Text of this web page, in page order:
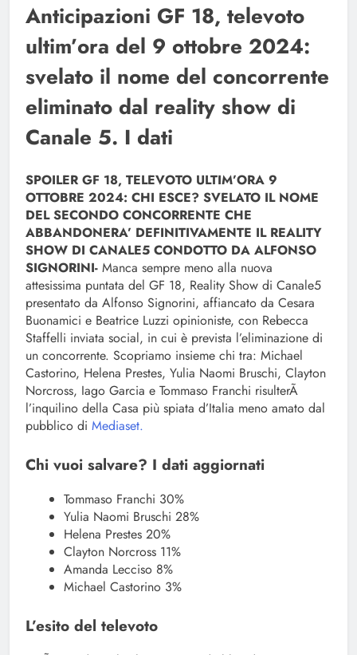
Anticipazioni GF 18, televoto
ultim’ora del 9 ottobre 2024:
svelato il nome del concorrente
eliminato dal reality show di
Canale 5. I dati
SPOILER GF 18, TELEVOTO ULTIM’ORA 9
OTTOBRE 2024: CHI ESCE? SVELATO IL NOME
DEL SECONDO CONCORRENTE CHE
ABBANDONERA’ DEFINITIVAMENTE IL REALITY
SHOW DI CANALE5 CONDOTTO DA ALFONSO
SIGNORINI- Manca sempre meno alla nuova
attesissima puntata del GF 18, Reality Show di Canale5
presentato da Alfonso Signorini, affiancato da Cesara
Buonamici e Beatrice Luzzi opinioniste, con Rebecca
Staffelli inviata social, in cui è prevista l’eliminazione di
un concorrente. Scopriamo insieme chi tra: Michael
Castorino, Helena Prestes, Yulia Naomi Bruschi, Clayton
Norcross, Iago Garcia e Tommaso Franchi risulterÃ
l’inquilino della Casa più spiata d’Italia meno amato dal
pubblico di Mediaset.
Chi vuoi salvare? I dati aggiornati
Tommaso Franchi 30%
Yulia Naomi Bruschi 28%
Helena Prestes 20%
Clayton Norcross 11%
Amanda Lecciso 8%
Michael Castorino 3%
L’esito del televoto